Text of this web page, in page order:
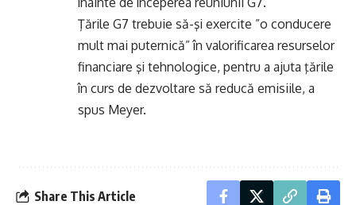
Ţările G7 trebuie să-şi exercite ”o conducere
mult mai puternică” în valorificarea resurselor
financiare şi tehnologice, pentru a ajuta ţările
în curs de dezvoltare să reducă emisiile, a
spus Meyer.
Share This Article